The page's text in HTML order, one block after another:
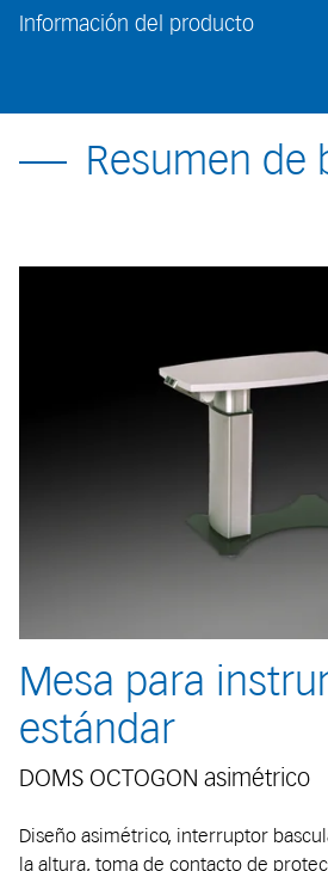
Información del producto
Resumen de
Mesa para
estándar
DOMS OCTOGON asimétrico
Diseño asimétrico, interruptor
la altura, toma de contacto de